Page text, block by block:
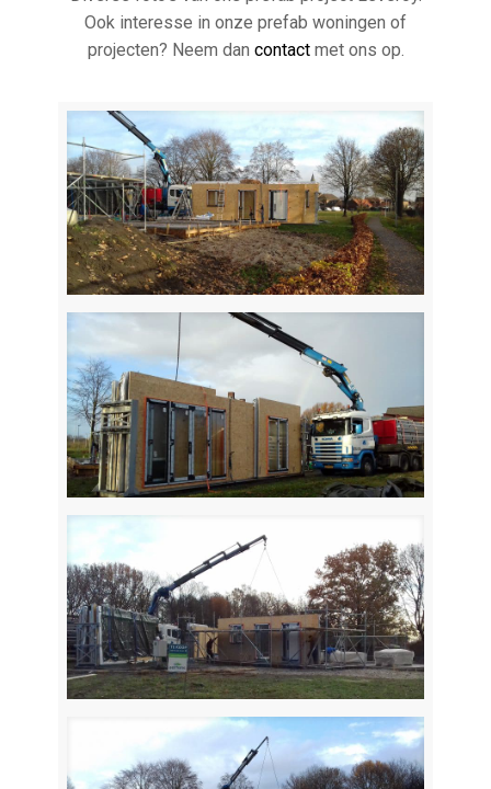
Ook interesse in onze prefab woningen of
projecten? Neem dan contact met ons op.